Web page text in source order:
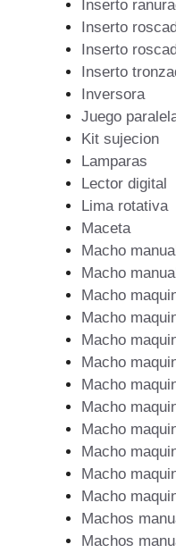
Inserto
Inserto
Inserto
Inserto
Inversora
Juego
Kit sujecion
Lamparas
Lector digital
Lima rotativa
Maceta
Macho
Macho
Macho
Macho
Macho
Macho
Macho
Macho
Macho
Macho
Macho
Macho
Machos
Machos